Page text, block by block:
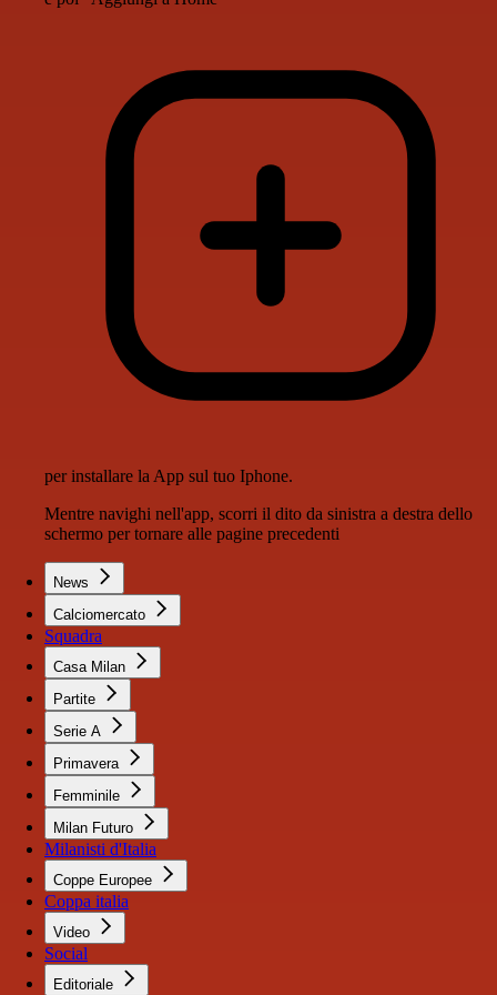
per installare la App sul tuo Iphone.
Mentre navighi nell'app, scorri il dito da sinistra a destra dello
schermo per tornare alle pagine precedenti
News
Calciomercato
Squadra
Casa Milan
Partite
Serie A
Primavera
Femminile
Milan Futuro
Milanisti d'Italia
Coppe Europee
Coppa italia
Video
Social
Editoriale